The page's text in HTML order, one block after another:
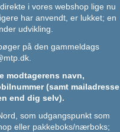
i vores webshop lige nu
har anvendt, er lukket; en
udvikling.
på den gammeldags
.
modtagerens navn,
(samt mailadresse
end dig selv).
som udgangspunkt som
eller pakkeboks/nærboks;